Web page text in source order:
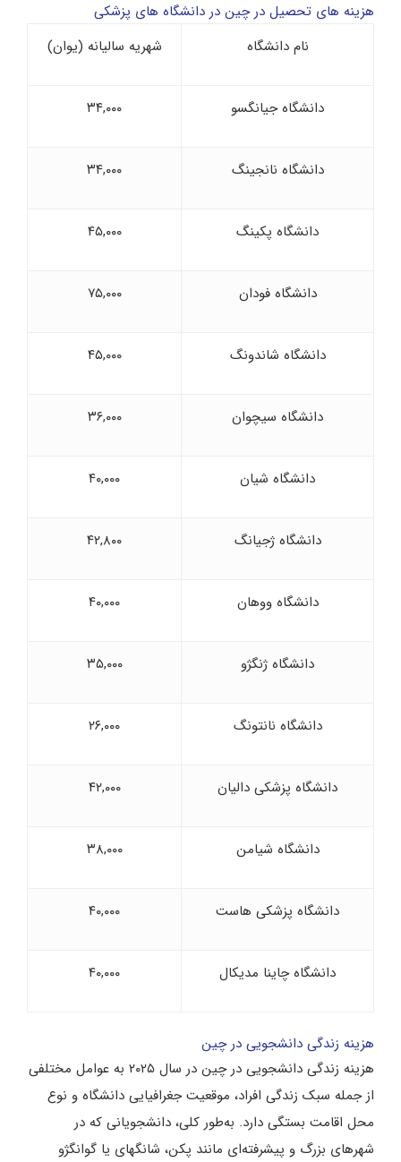
هزینه های تحصیل در چین در دانشگاه های پزشکی
نام دانشگاه
شهریه سالیانه (یوان)
دانشگاه جیانگسو ۳۴,۰۰۰
دانشگاه نانجینگ ۳۴,۰۰۰
دانشگاه پکینگ ۴۵,۰۰۰
دانشگاه فودان ۷۵,۰۰۰
دانشگاه شاندونگ ۴۵,۰۰۰
دانشگاه سیچوان ۳۶,۰۰۰
دانشگاه شیان ۴۰,۰۰۰
دانشگاه ژجیانگ ۴۲,۸۰۰
دانشگاه ووهان ۴۰,۰۰۰
دانشگاه ژنگژو ۳۵,۰۰۰
دانشگاه نانتونگ ۲۶,۰۰۰
دانشگاه پزشکی دالیان ۴۲,۰۰۰
دانشگاه شیامن ۳۸,۰۰۰
دانشگاه پزشکی هاست ۴۰,۰۰۰
دانشگاه چاینا مدیکال ۴۰,۰۰۰
هزینه زندگی دانشجویی در چین
هزینه زندگی دانشجویی در چین در سال ۲۰۲۵ به عوامل مختلفی
از جمله سبک زندگی افراد، موقعیت جغرافیایی دانشگاه و نوع
محل اقامت بستگی دارد. به‌طور کلی، دانشجویانی که در
شهرهای بزرگ و پیشرفته‌ای مانند پکن، شانگهای یا گوانگژو